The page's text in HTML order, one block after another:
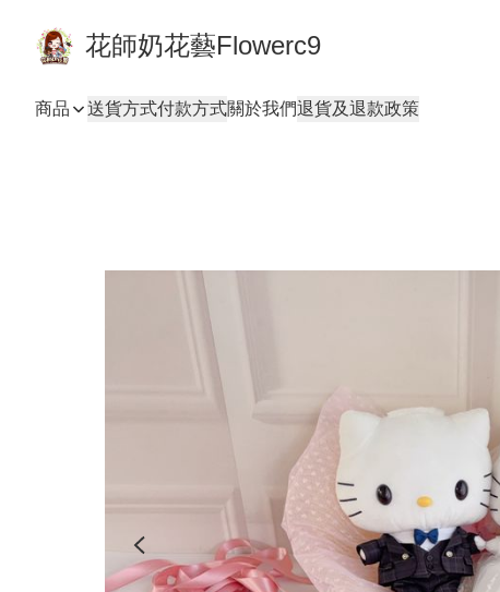
花師奶花藝Flowerc9
商品 送貨方式付款方式關於我們退貨及退款政策